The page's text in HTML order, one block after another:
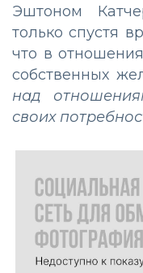
Эштоном
только спустя
что в
собственных
над
своих